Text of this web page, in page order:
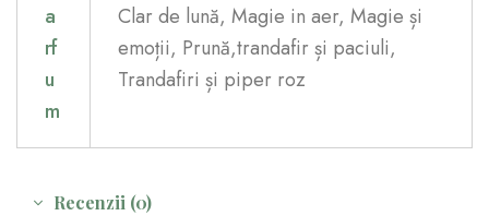
a
rf
u
m
Clar de lună, Magie in aer, Magie și
emoții, Prună,trandafir și paciuli,
Trandafiri și piper roz
Recenzii (0)